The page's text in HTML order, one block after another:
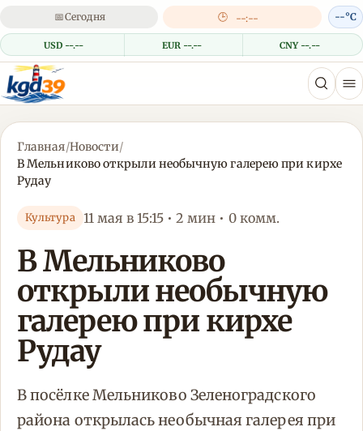
📅Сегодня 🕒 --:--
USD --.-- EUR --.-- CNY --.--
--°C
Главная/Новости/
В Мельниково открыли необычную галерею при кирхе
Рудау
Культура 11 мая в 15:15 • 2 мин • 0 комм.
В Мельниково
открыли необычную
галерею при кирхе
Рудау
В посёлке Мельниково Зеленоградского
района открылась необычная галерея при